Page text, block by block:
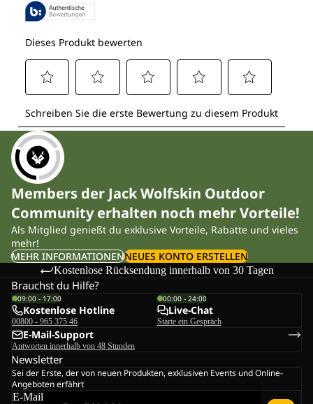
Members der Jack Wolfskin Outdoor
Community erhalten noch mehr Vorteile!
Als Mitglied genießt du exklusive Vorteile, Rabatte und vieles
mehr!
MEHR INFORMATIONENNEUES KONTO ERSTELLEN
Kostenlose Rücksendung innerhalb von 30 Tagen
Brauchst du Hilfe?
09:00 - 17:00
Kostenlose Hotline
00800 - 965 375 46
00:00 - 24:00
Live-Chat
Starte ein Gespräch
E-Mail-Support
Antworten innerhalb von 48 Stunden
Newsletter
Sei der Erste, der von neuen Produkten, exklusiven Events und Online-
Angeboten erfährt
E-Mail